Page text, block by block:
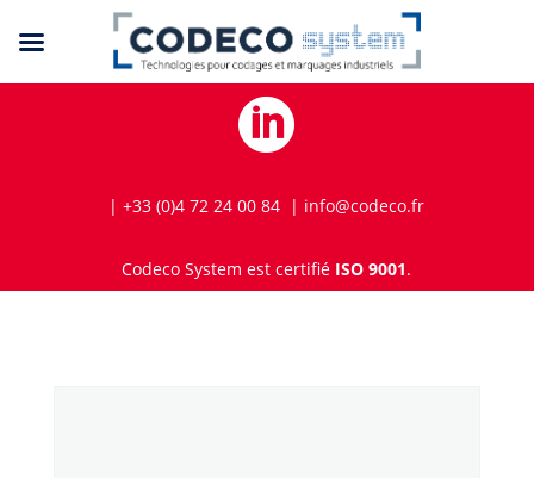

| +33 (0)4 72 24 00 84 | info@codeco.fr
Codeco System est certifié ISO 9001.